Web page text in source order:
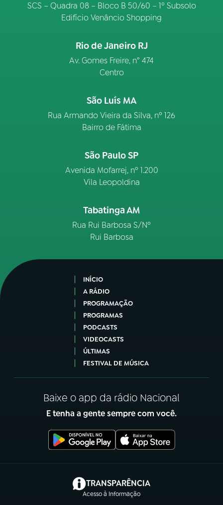
SCS – Quadra 08 – Bloco B 50/60 – 1º Subsolo
Edifício Venâncio Shopping
Rio de Janeiro RJ
Av. Gomes Freire, n° 474
Centro
São Luís MA
Rua Armando Vieira da Silva, nº 126
Bairro de Fátima
São Paulo SP
Avenida Mofarrej, nº 1.200
Vila Leopoldina
Tabatinga AM
Rua Rui Barbosa S/Nº
Rui Barbosa
INÍCIO
A RÁDIO
PROGRAMAÇÃO
PROGRAMAS
PODCASTS
VIDEOCASTS
ÚLTIMAS
FESTIVAL DE MÚSICA
Baixe o app da rádio Nacional
E tenha a gente sempre com você.
TRANSPARÊNCIA
Acesso à Informação
(abre em nova aba)